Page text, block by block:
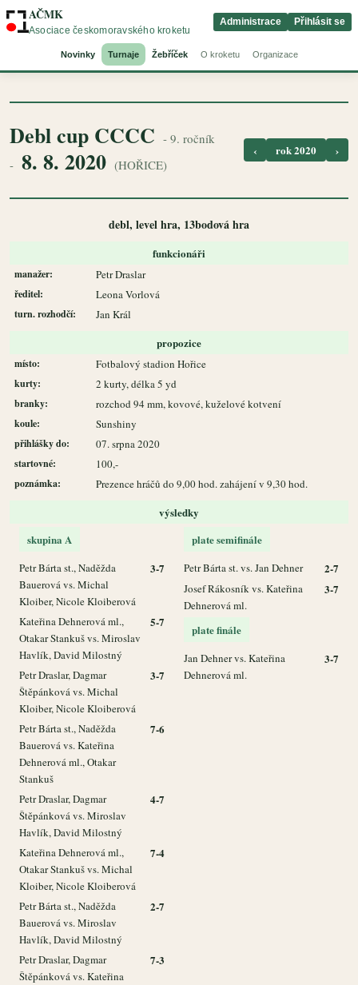
AČMK
Asociace českomoravského kroketu
Novinky Turnaje Žebříček O kroketu Organizace
Administrace Přihlásit se
Debl cup CCCC - 9. ročník
- 8. 8. 2020 (HOŘICE)
‹ rok 2020 ›
debl, level hra, 13bodová hra
funkcionáři
manažer: Petr Draslar
ředitel: Leona Vorlová
turn. rozhodčí: Jan Král
propozice
místo: Fotbalový stadion Hořice
kurty: 2 kurty, délka 5 yd
branky: rozchod 94 mm, kovové, kuželové kotvení
koule: Sunshiny
přihlášky do: 07. srpna 2020
startovné: 100,-
poznámka: Prezence hráčů do 9,00 hod. zahájení v 9,30 hod.
výsledky
skupina A
Petr Bárta st., Naděžda
Bauerová vs. Michal
Kloiber, Nicole Kloiberová
3-7
Kateřina Dehnerová ml.,
Otakar Stankuš vs. Miroslav
Havlík, David Milostný
5-7
Petr Draslar, Dagmar
Štěpánková vs. Michal
Kloiber, Nicole Kloiberová
3-7
Petr Bárta st., Naděžda
Bauerová vs. Kateřina
Dehnerová ml., Otakar
Stankuš
7-6
Petr Draslar, Dagmar
Štěpánková vs. Miroslav
Havlík, David Milostný
4-7
Kateřina Dehnerová ml.,
Otakar Stankuš vs. Michal
Kloiber, Nicole Kloiberová
7-4
Petr Bárta st., Naděžda
Bauerová vs. Miroslav
Havlík, David Milostný
2-7
Petr Draslar, Dagmar
Štěpánková vs. Kateřina
7-3
plate semifinále
Petr Bárta st. vs. Jan Dehner 2-7
Josef Rákosník vs. Kateřina
Dehnerová ml.
3-7
plate finále
Jan Dehner vs. Kateřina
Dehnerová ml.
3-7